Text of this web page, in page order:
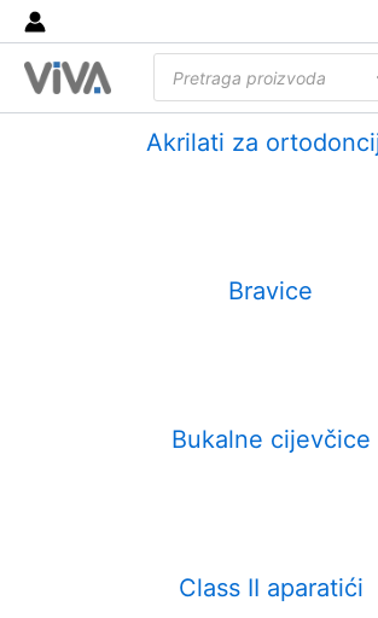
Skip
to
content
search
Akrilati za
Bravice
Bukalne cijevčice
Class II aparatići